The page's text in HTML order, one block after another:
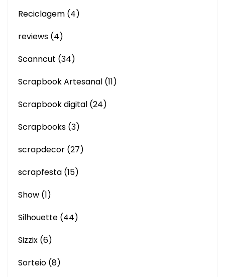
Reciclagem (4)
reviews (4)
Scanncut (34)
Scrapbook Artesanal (11)
Scrapbook digital (24)
Scrapbooks (3)
scrapdecor (27)
scrapfesta (15)
Show (1)
Silhouette (44)
Sizzix (6)
Sorteio (8)